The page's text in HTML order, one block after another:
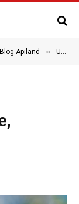
Blog Apiland » Un miracol pentru piele, laptisorul de matca